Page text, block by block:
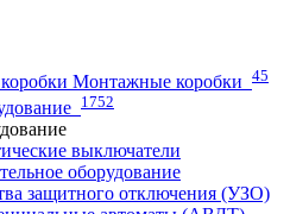
Монтажные коробки 45
1752
выключатели
оборудование
защитного отключения (УЗО)